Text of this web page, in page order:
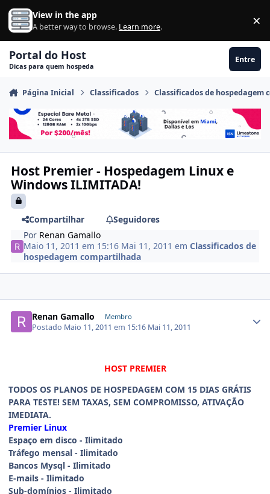
Ir para conteúdo
View in the app
A better way to browse. Learn more. ×
Portal do Host
Dicas para quem hospeda
Entre
Página Inicial Classificados Classificados de hospedagem
Host Premier - Hospedagem Linux e
Windows ILIMITADA!
Compartilhar
Seguidores
Por Renan Gamallo
Maio 11, 2011 em 15:16 Mai 11, 2011 emClassificados de
hospedagem compartilhada
Renan Gamallo Membro
Postado Maio 11, 2011 em 15:16 Mai 11, 2011
HOST PREMIER
TODOS OS PLANOS DE HOSPEDAGEM COM 15 DIAS GRÁTIS
PARA TESTE! SEM TAXAS, SEM COMPROMISSO, ATIVAÇÃO
IMEDIATA.
Premier Linux
Espaço em disco - Ilimitado
Tráfego mensal - Ilimitado
Bancos Mysql - Ilimitado
E-mails - Ilimitado
Sub-domínios - Ilimitado